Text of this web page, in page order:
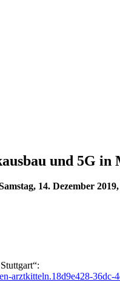
und 5G
14. Dezember
arztkitteln.18d9e428-